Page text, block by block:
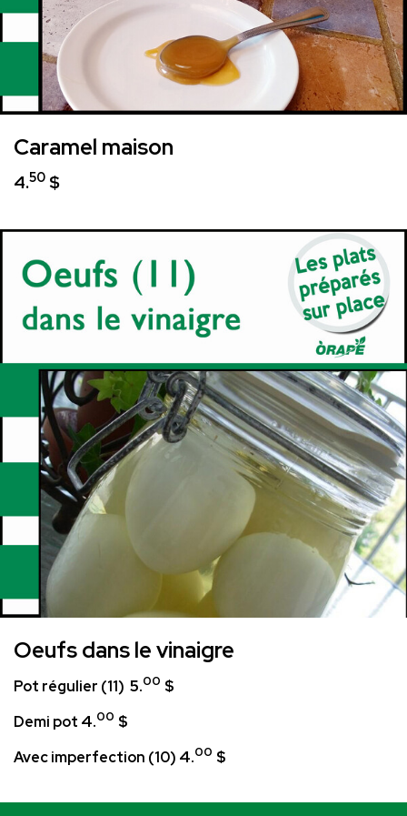
Caramel maison
4.50 $
Oeufs dans le vinaigre
Pot régulier (11) 5.00 $
Demi pot 4.00 $
Avec imperfection (10) 4.00 $